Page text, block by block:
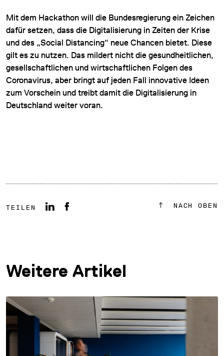
Mit dem Hackathon will die Bundesregierung ein Zeichen
dafür setzen, dass die Digitalisierung in Zeiten der Krise
und des „Social Distancing“ neue Chancen bietet. Diese
gilt es zu nutzen. Das mildert nicht die gesundheitlichen,
gesellschaftlichen und wirtschaftlichen Folgen des
Coronavirus, aber bringt auf jeden Fall innovative Ideen
zum Vorschein und treibt damit die Digitalisierung in
Deutschland weiter voran.
TEILEN NACH OBEN
Weitere Artikel